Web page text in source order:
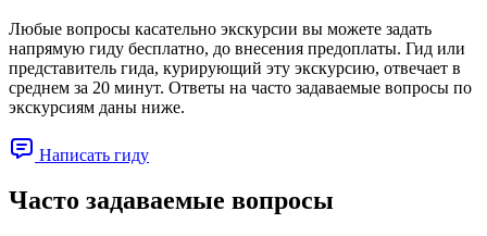
Любые вопросы касательно экскурсии вы можете задать
напрямую гиду бесплатно, до внесения предоплаты. Гид или
представитель гида, курирующий эту экскурсию, отвечает в
среднем за 20 минут. Ответы на часто задаваемые вопросы по
экскурсиям даны ниже.
Написать гиду
Часто задаваемые вопросы